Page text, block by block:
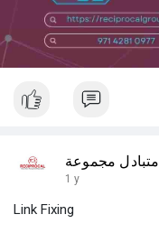
متبادل مجموعة
1 y
Link Fixing